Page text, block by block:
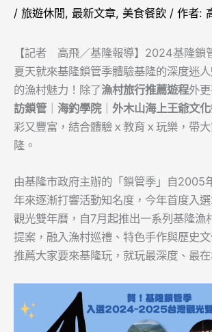
/ 旅遊休閒, 最新文章, 美食餐飲 / 作者:
【記者 高飛／基隆報導】2024基隆鎖
夏天就來基隆鎖管季體驗基隆的深度迷
的漁村魅力！除了漁村旅行推薦遊程外
訪鎖管​｜ 海釣學院​｜ 外木山海上王爺文
彩又豐富​，結合體驗ｘ教育ｘ玩樂​，帶
隆。
由基隆市政府主辦的「鎖管季」自2005
年來逐漸打響活動知名度，今年首度入
觀光雙年曆，自7月起推出一系列基隆漁
提案，融入漁村巡禮、特色手作與歷史文
推薦大家要來基隆玩，就玩最深度、最在